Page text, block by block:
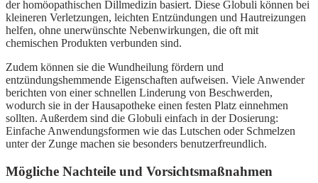
der homöopathischen Dillmedizin basiert. Diese Globuli können bei
kleineren Verletzungen, leichten Entzündungen und Hautreizungen
helfen, ohne unerwünschte Nebenwirkungen, die oft mit
chemischen Produkten verbunden sind.
Zudem können sie die Wundheilung fördern und
entzündungshemmende Eigenschaften aufweisen. Viele Anwender
berichten von einer schnellen Linderung von Beschwerden,
wodurch sie in der Hausapotheke einen festen Platz einnehmen
sollten. Außerdem sind die Globuli einfach in der Dosierung:
Einfache Anwendungsformen wie das Lutschen oder Schmelzen
unter der Zunge machen sie besonders benutzerfreundlich.
Mögliche Nachteile und Vorsichtsmaßnahmen